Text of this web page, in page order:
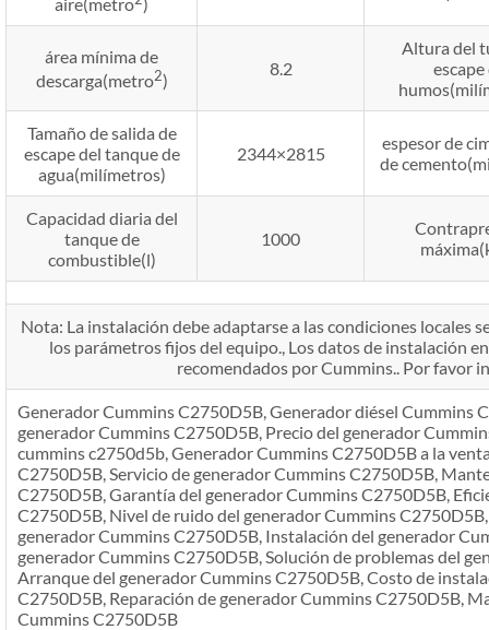
área mínima de
descarga(metro2)
8.2
Altura del
escape
Tamaño de salida de
escape del tanque de
agua(milímetros)
2344×2815
espesor de
de
Capacidad diaria del
tanque de
combustible(l)
1000
Nota: La instalación debe adaptarse a las condiciones locales
los parámetros fijos del equipo., Los datos de instalación
recomendados por Cummins.. Por favor
Generador Cummins C2750D5B, Generador diésel Cummins
generador Cummins C2750D5B, Precio del generador
cummins c2750d5b, Generador Cummins C2750D5B a la
C2750D5B, Servicio de generador Cummins C2750D5B,
C2750D5B, Garantía del generador Cummins C2750D5B,
C2750D5B, Nivel de ruido del generador Cummins
generador Cummins C2750D5B, Instalación del generador
generador Cummins C2750D5B, Solución de problemas del
Arranque del generador Cummins C2750D5B, Costo de
C2750D5B, Reparación de generador Cummins C2750D5B,
Cummins C2750D5B